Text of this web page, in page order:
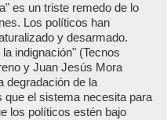
es un triste remedo de lo
Los políticos han
y desarmado.
indignación" (Tecnos
y Juan Jesús Mora
degradación de la
el sistema necesita para
los políticos estén bajo